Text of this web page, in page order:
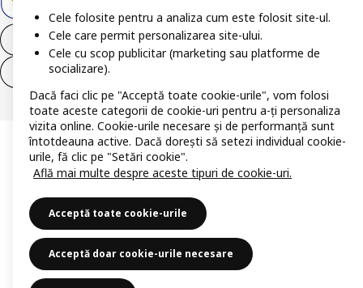
Retrage-te din contract
Retrage-te din contract (servicii)
Cele folosite pentru a analiza cum este folosit site-ul.
Cele care permit personalizarea site-ului.
Cele cu scop publicitar (marketing sau platforme de
socializare).
Dacă faci clic pe "Acceptă toate cookie-urile", vom folosi
toate aceste categorii de cookie-uri pentru a-ți personaliza
vizita online. Cookie-urile necesare și de performanță sunt
întotdeauna active. Dacă dorești să setezi individual cookie-
urile, fă clic pe "Setări cookie".
Află mai multe despre aceste tipuri de cookie-uri.
Acceptă toate cookie-urile
Acceptă doar cookie-urile necesare